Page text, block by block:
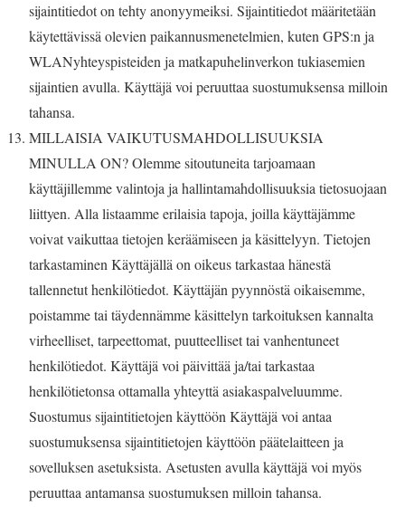
sijaintitiedot on tehty anonyymeiksi. Sijaintitiedot määritetään
käytettävissä olevien paikannusmenetelmien, kuten GPS:n ja
WLANyhteyspisteiden ja matkapuhelinverkon tukiasemien
sijaintien avulla. Käyttäjä voi peruuttaa suostumuksensa milloin
tahansa.
MILLAISIA VAIKUTUSMAHDOLLISUUKSIA
MINULLA ON? Olemme sitoutuneita tarjoamaan
käyttäjillemme valintoja ja hallintamahdollisuuksia tietosuojaan
liittyen. Alla listaamme erilaisia tapoja, joilla käyttäjämme
voivat vaikuttaa tietojen keräämiseen ja käsittelyyn. Tietojen
tarkastaminen Käyttäjällä on oikeus tarkastaa hänestä
tallennetut henkilötiedot. Käyttäjän pyynnöstä oikaisemme,
poistamme tai täydennämme käsittelyn tarkoituksen kannalta
virheelliset, tarpeettomat, puutteelliset tai vanhentuneet
henkilötiedot. Käyttäjä voi päivittää ja/tai tarkastaa
henkilötietonsa ottamalla yhteyttä asiakaspalveluumme.
Suostumus sijaintitietojen käyttöön Käyttäjä voi antaa
suostumuksensa sijaintitietojen käyttöön päätelaitteen ja
sovelluksen asetuksista. Asetusten avulla käyttäjä voi myös
peruuttaa antamansa suostumuksen milloin tahansa.